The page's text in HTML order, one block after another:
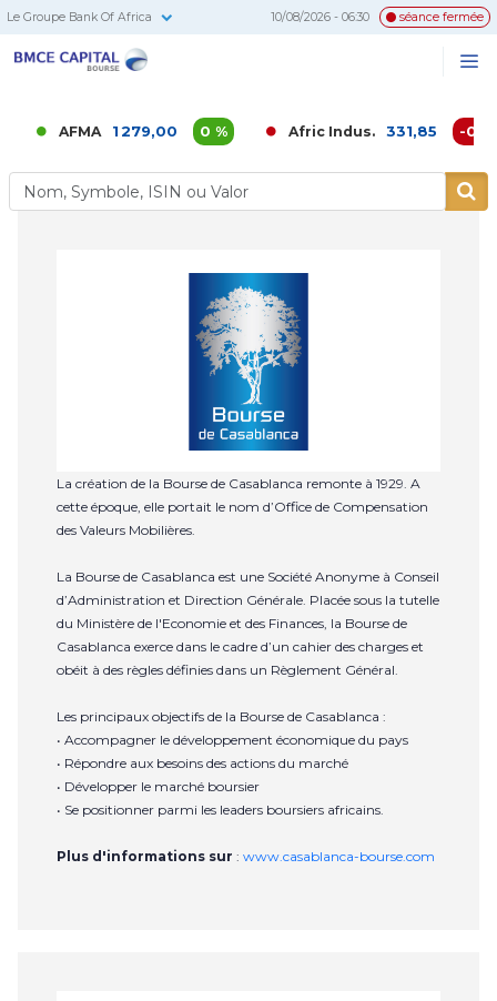
Le Groupe Bank Of Africa 10/08/2026 - 06:30 séance fermée
AFMA 1 279,00 0 % Afric Indus. 331,85 -0,02
La création de la Bourse de Casablanca remonte à 1929. A
cette époque, elle portait le nom d’Office de Compensation
des Valeurs Mobilières.
La Bourse de Casablanca est une Société Anonyme à Conseil
d’Administration et Direction Générale. Placée sous la tutelle
du Ministère de l'Economie et des Finances, la Bourse de
Casablanca exerce dans le cadre d’un cahier des charges et
obéit à des règles définies dans un Règlement Général.
Les principaux objectifs de la Bourse de Casablanca :
• Accompagner le développement économique du pays
• Répondre aux besoins des actions du marché
• Développer le marché boursier
• Se positionner parmi les leaders boursiers africains.
Plus d'informations sur : www.casablanca-bourse.com